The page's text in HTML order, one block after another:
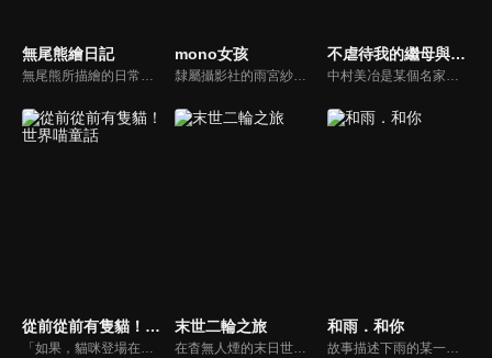
無尾熊繪日記
無尾熊所描繪的日常，是如此溫柔而溫暖。或許是因失敗而沮喪，或許是因事情順利而歡喜，雖然每一件發生的事情都微不足道。但無論是成功的一天、不順利的一天，特別的紀念日，還是平凡無奇的日常，每一天都值得珍惜。今天是美好的一天，明天也會是美好的一天。在社群媒體上大受歡迎的《無尾熊繪日記》終於確定改編為網路動畫！
mono女孩
隸屬攝影社的雨宮紗月，在學姐畢業後失去了拍攝的動力，在友人霧山杏的鼓舞下買了新相機來嘗試不一樣的拍攝手法，並且遇上了正為漫畫題材而苦惱的漫畫家，紀錄旅行軌跡的爽朗機車騎士，以及性格特立的電影研究社社員，開始了一行人在山梨的攝影與取材之旅。
不虐待我的繼母與繼姐
中村美冶是某個名家的庶女，她與母親兩人過著貧困卻幸福的日子。然而某一天，她最愛的母親過世，她也因此被接回了本家鴻藏家。而在那裡等待著美冶的，是繼母昭瑠，以及繼姐茉里香與愛里沙。『繼母和繼姐們肯定很厭惡妾室的孩子……不管會被怎麼對待都放馬過來吧！』雖然美冶已經做好了心理準備，但本該令人畏懼的繼母和繼姐們……居然「完全不虐待我」！？既溫柔又溫暖，與新家人共度的日子將治癒你的心。溫馨的反差喜劇現在開幕！
從前從前有隻貓！世界喵童話
「如果，貓咪登場在那個故事裡……？」當貓咪加入眾所皆知的昔日傳說與童話，滿滿療癒卻又超現實的新展開就此展開……！？虎斑、橘貓、三花到白貓，多采多姿的貓 × 昔話，必定療癒全人類！可愛貓咪喜劇，即刻開演！
末世二輪之旅
在杳無人煙的末日世界裡，少女優子和愛里踏上了旅程。她們獨享著名勝風景，盡情拍攝，在綠意盎然的城市裡露營。兩個人共騎越野摩托車，在旅途中不用擔心塞車，也不會被紅綠燈擋下，享受著前所未有的自由騎行之旅！「既然世界都已經毀滅了，那就騎上摩托車去旅行吧！」
和雨．和你
故事描述下雨的某一天，外表看起來酷酷的OL，在路邊撿到了一隻……會寫字、用手寫大字報自稱是「狗」的貍貓。儘管在所有人眼中，包括OL的父親與獸醫師都看出了這不是狗，貍貓也使盡渾身解數掩飾（？）自己的身分，OL卻始終對於「牠是狗」這件事深信不疑。就這樣聰明的狸貓，幫陰沉又孤僻的OL增添了更多生活情趣，日子開始變得熱鬧許多──